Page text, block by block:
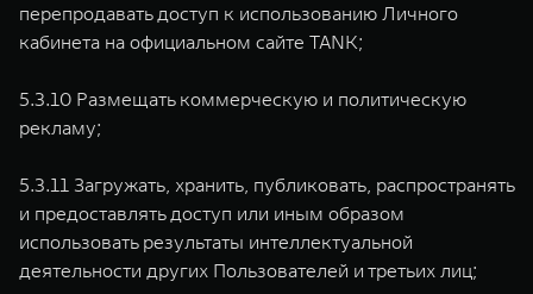
перепродавать доступ к использованию Личного
кабинета на официальном сайте TANK;
5.3.10 Размещать коммерческую и политическую
рекламу;
5.3.11 Загружать, хранить, публиковать, распространять
и предоставлять доступ или иным образом
использовать результаты интеллектуальной
деятельности других Пользователей и третьих лиц;